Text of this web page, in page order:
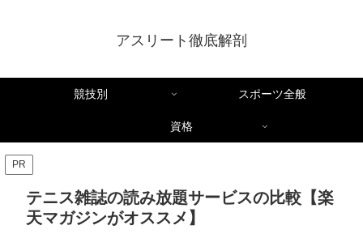
アスリート徹底解剖
競技別 スポーツ全般
資格
PR
テニス雑誌の読み放題サービスの比較【楽
天マガジンがオススメ】